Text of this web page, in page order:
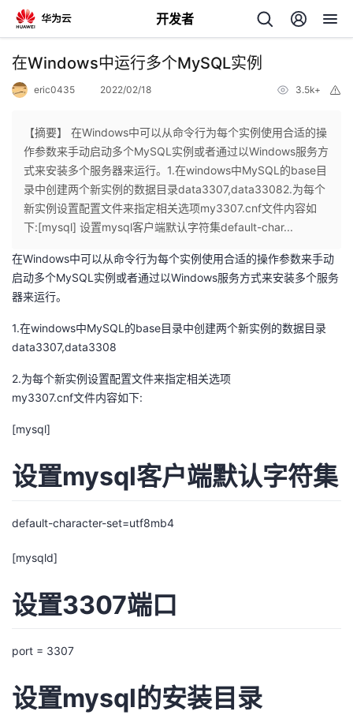
开发者
返
个
人
主
页
我
的
开
发
者
子
直
播
的
活
动
我
的
关
我
的
开
发
课
程
的
认
证
我
的
实
我
的
我
的
Programs
我
的
的
术
支
持
我
云
声
建
在Windows中运行多个MySQL实例
eric0435 2022/02/18 3.5k+
【摘要】 在Windows中可以从命令行为每个实例使用合适的操
作参数来手动启动多个MySQL实例或者通过以Windows服务方
式来安装多个服务器来运行。1.在windows中MySQL的base目
录中创建两个新实例的数据目录data3307,data33082.为每个
新实例设置配置文件来指定相关选项my3307.cnf文件内容如
下:[mysql] 设置mysql客户端默认字符集default-char...
在Windows中可以从命令行为每个实例使用合适的操作参数来手动
启动多个MySQL实例或者通过以Windows服务方式来安装多个服务
器来运行。
1.在windows中MySQL的base目录中创建两个新实例的数据目录
data3307,data3308
2.为每个新实例设置配置文件来指定相关选项
my3307.cnf文件内容如下:
[mysql]
设置mysql客户端默认字符集
default-character-set=utf8mb4
[mysqld]
设置3307端口
port = 3307
设置mysql的安装目录